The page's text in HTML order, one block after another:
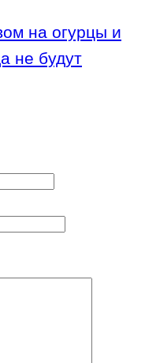
на огурцы и
не будут